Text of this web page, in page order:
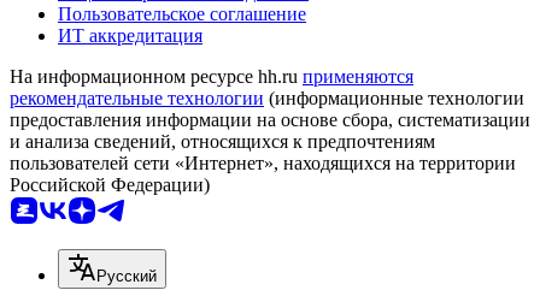
Пользовательское соглашение
ИТ аккредитация
На информационном ресурсе hh.ru применяются
рекомендательные технологии (информационные технологии
предоставления информации на основе сбора, систематизации
и анализа сведений, относящихся к предпочтениям
пользователей сети «Интернет», находящихся на территории
Российской Федерации)
Русский